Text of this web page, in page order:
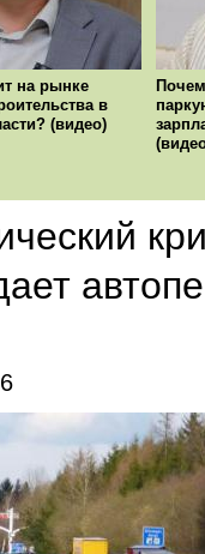
на рынке
в
(видео)